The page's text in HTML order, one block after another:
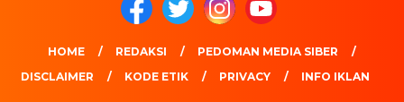
HOME REDAKSI
PEDOMAN MEDIA SIBER
DISCLAIMER
KODE ETIK PRIVACY INFO IKLAN